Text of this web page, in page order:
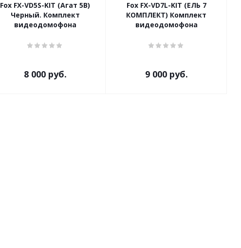
Fox FX-VD5S-KIT (Агат 5B)
Черный. Комплект
видеодомофона
8 000руб.
Fox FX-VD7L-KIT (ЕЛЬ 7
КОМПЛЕКТ) Комплект
видеодомофона
9 000руб.